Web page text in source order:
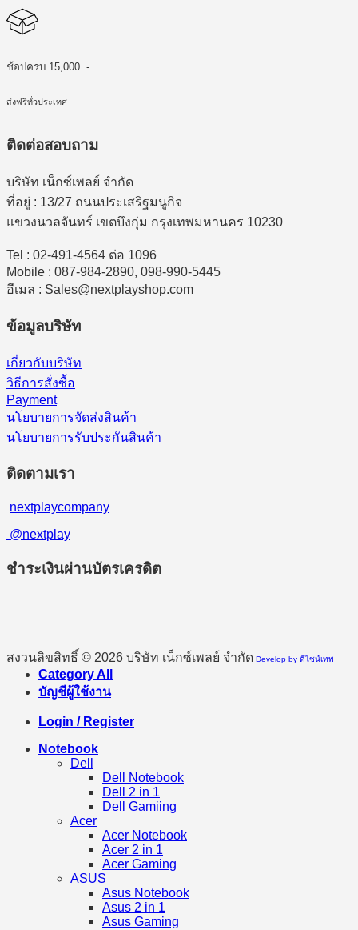
ช้อปครบ 15,000 .-
ส่งฟรีทั่วประเทศ
ติดต่อสอบถาม
บริษัท เน็กซ์เพลย์ จำกัด
ที่อยู่ : 13/27 ถนนประเสริฐมนูกิจ
แขวงนวลจันทร์ เขตบึงกุ่ม กรุงเทพมหานคร 10230
Tel : 02-491-4564 ต่อ 1096
Mobile : 087-984-2890, 098-990-5445
อีเมล : Sales@nextplayshop.com
ข้อมูลบริษัท
เกี่ยวกับบริษัท
วิธีการสั่งซื้อ
Payment
นโยบายการจัดส่งสินค้า
นโยบายการรับประกันสินค้า
ติดตามเรา
nextplaycompany
@nextplay
ชำระเงินผ่านบัตรเครดิต
สงวนลิขสิทธิ์ © 2026 บริษัท เน็กซ์เพลย์ จำกัด Develop by ดีไซน์เทพ
Category All
บัญชีผู้ใช้งาน
Login / Register
Notebook
Dell
Dell Notebook
Dell 2 in 1
Dell Gamiing
Acer
Acer Notebook
Acer 2 in 1
Acer Gaming
ASUS
Asus Notebook
Asus 2 in 1
Asus Gaming